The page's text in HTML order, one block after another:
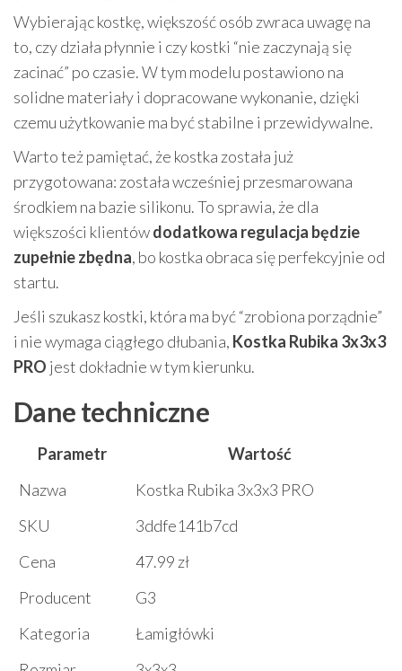
Wybierając kostkę, większość osób zwraca uwagę na
to, czy działa płynnie i czy kostki “nie zaczynają się
zacinać” po czasie. W tym modelu postawiono na
solidne materiały i dopracowane wykonanie, dzięki
czemu użytkowanie ma być stabilne i przewidywalne.
Warto też pamiętać, że kostka została już
przygotowana: została wcześniej przesmarowana
środkiem na bazie silikonu. To sprawia, że dla
większości klientówdodatkowa regulacja będzie
zupełnie zbędna, bo kostka obraca się perfekcyjnie od
startu.
Jeśli szukasz kostki, która ma być “zrobiona porządnie”
i nie wymaga ciągłego dłubania, Kostka Rubika 3x3x3
PRO jest dokładnie w tym kierunku.
Dane techniczne
Parametr
Wartość
Nazwa
Kostka Rubika 3x3x3 PRO
SKU
3ddfe141b7cd
Cena
47.99 zł
Producent
G3
Kategoria
Łamigłówki